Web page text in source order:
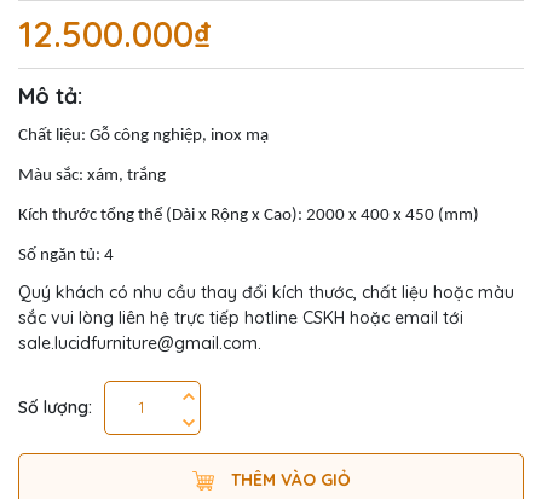
12.500.000₫
Mô tả:
Chất liệu: Gỗ công nghiệp, inox mạ
Màu sắc: xám, trắng
Kích thước tổng thể (Dài x Rộng x Cao): 2000 x 400 x 450 (mm)
Số ngăn tủ: 4
Quý khách có nhu cầu thay đổi kích thước, chất liệu hoặc màu
sắc vui lòng liên hệ trực tiếp hotline CSKH hoặc email tới
sale.lucidfurniture@gmail.com.
Số lượng:
THÊM VÀO GIỎ